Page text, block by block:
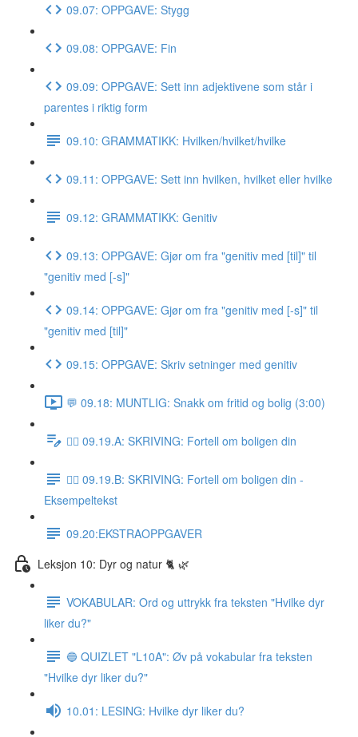
09.07: OPPGAVE: Stygg
09.08: OPPGAVE: Fin
09.09: OPPGAVE: Sett inn adjektivene som står i
parentes i riktig form
09.10: GRAMMATIKK: Hvilken/hvilket/hvilke
09.11: OPPGAVE: Sett inn hvilken, hvilket eller hvilke
09.12: GRAMMATIKK: Genitiv
09.13: OPPGAVE: Gjør om fra "genitiv med [til]" til
"genitiv med [-s]"
09.14: OPPGAVE: Gjør om fra "genitiv med [-s]" til
"genitiv med [til]"
09.15: OPPGAVE: Skriv setninger med genitiv
💬 09.18: MUNTLIG: Snakk om fritid og bolig (3:00)
✍🏼 09.19.A: SKRIVING: Fortell om boligen din
✍🏼 09.19.B: SKRIVING: Fortell om boligen din -
Eksempeltekst
09.20:EKSTRAOPPGAVER
Leksjon 10: Dyr og natur 🐈 🌿
VOKABULAR: Ord og uttrykk fra teksten "Hvilke dyr
liker du?"
🔵 QUIZLET "L10A": Øv på vokabular fra teksten
"Hvilke dyr liker du?"
10.01: LESING: Hvilke dyr liker du?